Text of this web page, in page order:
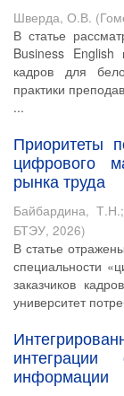
Шверда, О.В. (
В статье
Business English
кадров для
практики
...
Приоритеты
цифрового
рынка труда
Байбардина, Т.Н.
БТЭУ, 2026)
В статье
специальности
заказчиков
университет
информации